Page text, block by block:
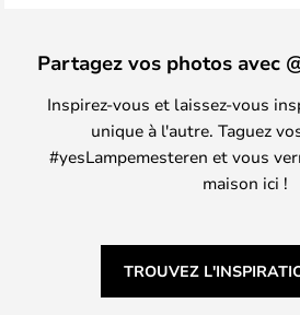
Partagez vos photos avec
Inspirez-vous et laissez-vous
unique à l'autre. Taguez
#yesLampemesteren et vous
maison ici !
TROUVEZ